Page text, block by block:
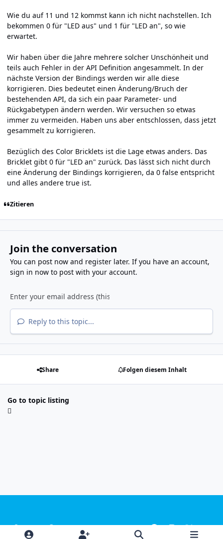
Wie du auf 11 und 12 kommst kann ich nicht nachstellen. Ich
bekommen 0 für "LED aus" und 1 für "LED an", so wie
erwartet.
Wir haben über die Jahre mehrere solcher Unschönheit und
teils auch Fehler in der API Definition angesammelt. In der
nächste Version der Bindings werden wir alle diese
korrigieren. Dies bedeutet einen Änderung/Bruch der
bestehenden API, da sich ein paar Parameter- und
Rückgabetypen ändern werden. Wir versuchen so etwas
immer zu vermeiden. Haben uns aber entschlossen, dass jetzt
gesammelt zu korrigieren.
Bezüglich des Color Bricklets ist die Lage etwas anders. Das
Bricklet gibt 0 für "LED an" zurück. Das lässt sich nicht durch
eine Änderung der Bindings korrigieren, da 0 false entspricht
und alles andere true ist.
Zitieren
Join the conversation
You can post now and register later. If you have an account,
sign in nowto post with your account.
Reply to this topic...
Share Folgen diesem Inhalt
Go to topic listing
Light ModeDark ModeSystem Preference
f
i
x
y